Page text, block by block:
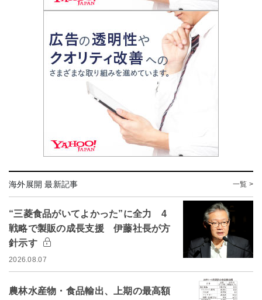
海外展開 最新記事 一覧 >
“三菱食品がいてよかった”に全力 4
戦略で製販の成長支援 伊藤社長が方
針示す
2026.08.07
農林水産物・食品輸出、上期の最高額